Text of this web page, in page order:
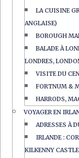
LA CUISINE
ANGLAISE)
BOROUGH
BALADE À
LONDRES,
VISITE DU
FORTNUM &
HARRODS,
VOYAGER EN
ADRESSES À
IRLANDE :
KILKENNY CASTLE